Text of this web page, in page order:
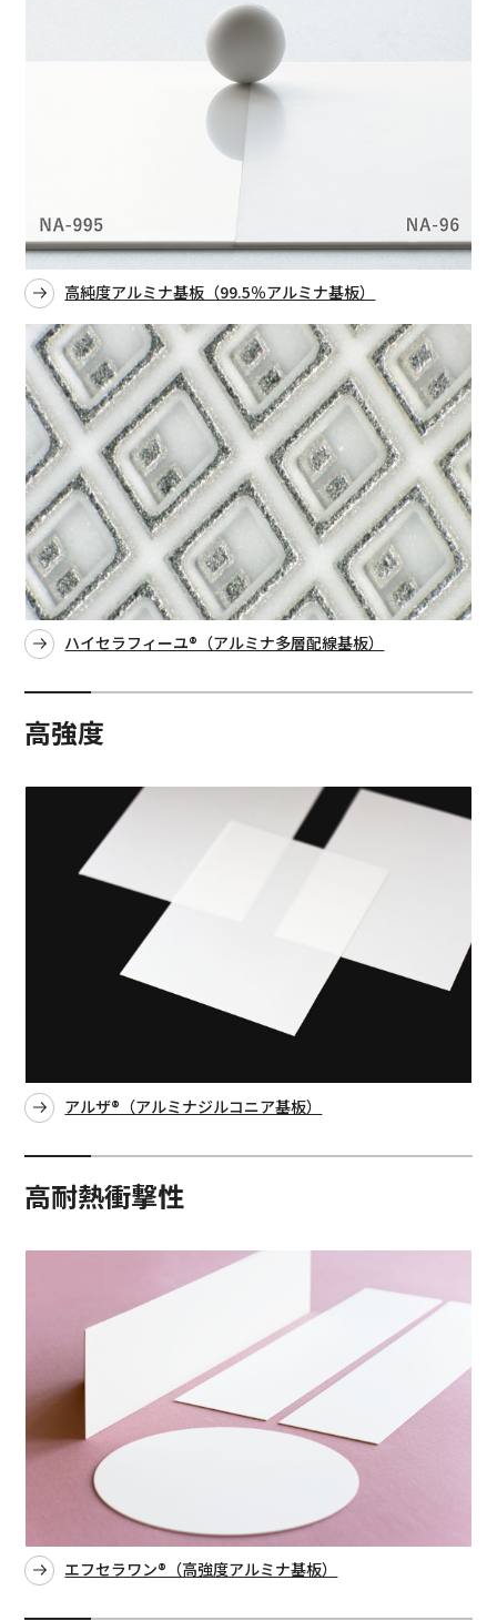
高純度アルミナ基板（99.5％アルミナ基板）
ハイセラフィーユ®（アルミナ多層配線基板）
高強度
アルザ®（アルミナジルコニア基板）
高耐熱衝撃性
エフセラワン®（高強度アルミナ基板）